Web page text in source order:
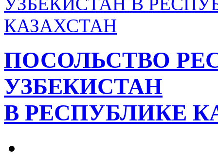
ПОСОЛЬСТВО
УЗБЕКИСТАН
В РЕСПУБЛИКЕ